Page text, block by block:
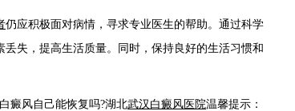
仍应积极面对病情，寻求专业医生的帮助。通过科学
失，提高生活质量。同时，保持良好的生活习惯和
风自己能恢复吗?湖北武汉白癜风医院温馨提示：